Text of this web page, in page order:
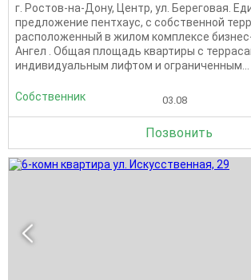
г. Ростов-на-Дону, Центр, ул. Береговая.
предложение пентхаус, с собственной
расположенный в жилом комплексе
Ангел . Общая площадь квартиры с
индивидуальным лифтом и ограниченным...
Собственник 03.08
Позвонить